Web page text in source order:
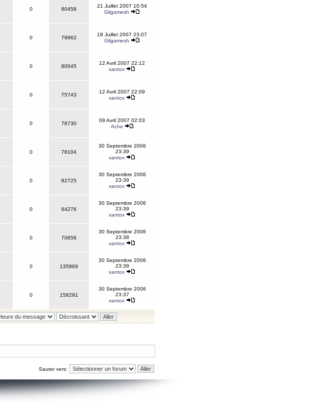
0 80458
21 Juillet 2007 10:54
Gilgamesh
0 79962
18 Juillet 2007 23:07
Gilgamesh
0 80045
12 Avril 2007 22:12
xantox
0 75743
12 Avril 2007 22:09
xantox
0 78730
09 Avril 2007 02:03
Ache
0 78104
30 Septembre 2006
23:39
xantox
0 82725
30 Septembre 2006
23:39
xantox
0 64276
30 Septembre 2006
23:39
xantox
0 70656
30 Septembre 2006
23:38
xantox
0 135969
30 Septembre 2006
23:38
xantox
0 158291
30 Septembre 2006
23:37
xantox
Sauter vers: